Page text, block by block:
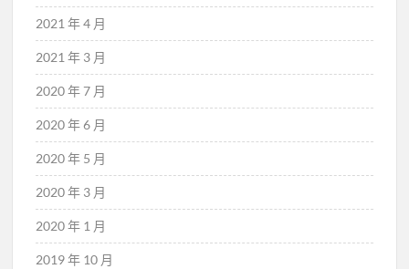
2021 年 4 月
2021 年 3 月
2020 年 7 月
2020 年 6 月
2020 年 5 月
2020 年 3 月
2020 年 1 月
2019 年 10 月